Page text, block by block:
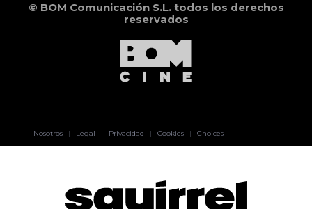
© BOM Comunicación S.L. todos los derechos
reservados
Nosotros | Legal | Privacidad | Cookies | Choices